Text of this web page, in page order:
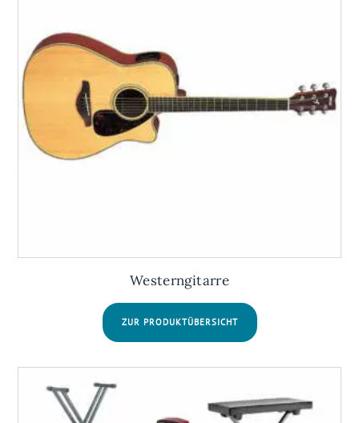
Westerngitarre
ZUR PRODUKTÜBERSICHT